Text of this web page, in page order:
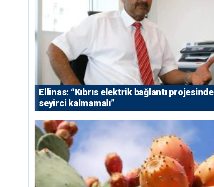
Ellinas: “Kıbrıs elektrik bağlantı projesinde
seyirci kalmamalı”